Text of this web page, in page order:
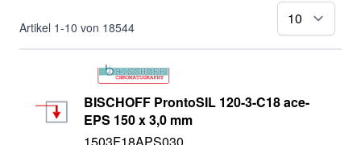
Artikel 1-10 von 18544
BISCHOFF ProntoSIL 120-3-C18 ace-
EPS 150 x 3,0 mm
1503F18APS030